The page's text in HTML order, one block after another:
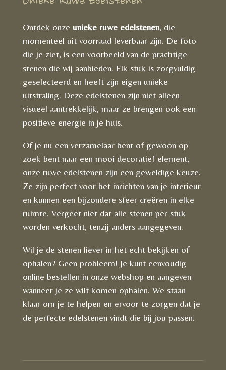
Ontdek onze unieke ruwe edelstenen, die
momenteel uit voorraad leverbaar zijn. De foto
die je ziet, is een voorbeeld van de prachtige
stenen die wij aanbieden. Elk stuk is zorgvuldig
geselecteerd en heeft zijn eigen unieke
uitstraling. Deze edelstenen zijn niet alleen
visueel aantrekkelijk, maar ze brengen ook een
positieve energie in je huis.
Of je nu een verzamelaar bent of gewoon op
zoek bent naar een mooi decoratief element,
onze ruwe edelstenen zijn een geweldige keuze.
Ze zijn perfect voor het inrichten van je interieur
en kunnen een bijzondere sfeer creëren in elke
ruimte. Vergeet niet dat alle stenen per stuk
worden verkocht, tenzij anders aangegeven.
Wil je de stenen liever in het echt bekijken of
ophalen? Geen probleem! Je kunt eenvoudig
online bestellen in onze webshop en aangeven
wanneer je ze wilt komen ophalen. We staan
klaar om je te helpen en ervoor te zorgen dat je
de perfecte edelstenen vindt die bij jou passen.